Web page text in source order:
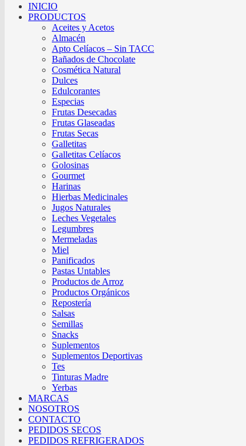
INICIO
PRODUCTOS
Aceites y Acetos
Almacén
Apto Celíacos – Sin TACC
Bañados de Chocolate
Cosmética Natural
Dulces
Edulcorantes
Especias
Frutas Desecadas
Frutas Glaseadas
Frutas Secas
Galletitas
Galletitas Celíacos
Golosinas
Gourmet
Harinas
Hierbas Medicinales
Jugos Naturales
Leches Vegetales
Legumbres
Mermeladas
Miel
Panificados
Pastas Untables
Productos de Arroz
Productos Orgánicos
Repostería
Salsas
Semillas
Snacks
Suplementos
Suplementos Deportivas
Tes
Tinturas Madre
Yerbas
MARCAS
NOSOTROS
CONTACTO
PEDIDOS SECOS
PEDIDOS REFRIGERADOS